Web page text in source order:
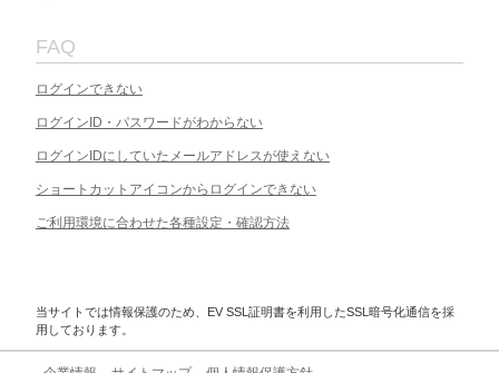
FAQ
ログインできない
ログインID・パスワードがわからない
ログインIDにしていたメールアドレスが使えない
ショートカットアイコンからログインできない
ご利用環境に合わせた各種設定・確認方法
当サイトでは情報保護のため、EV SSL証明書を利用したSSL暗号化通信を採
用しております。